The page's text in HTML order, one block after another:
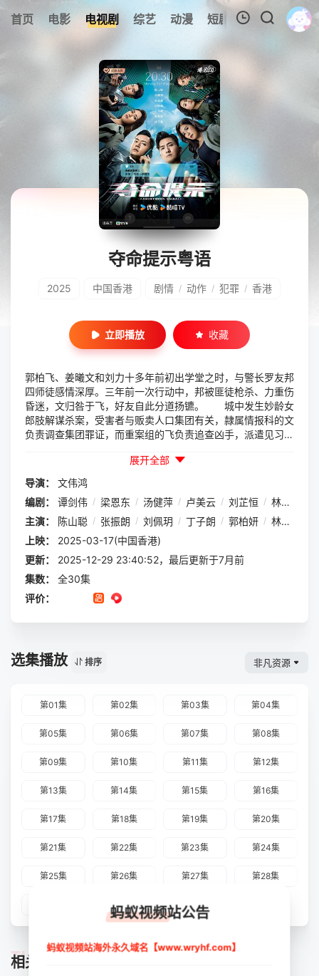
首页 电影 电视剧 综艺 动漫 短剧 今日更新
0
我的观影记录
暂无观看影片的记录
夺命提示粤语
2025 中国香港 剧情 / 动作 / 犯罪 / 香港
立即播放 收藏
郭柏飞、姜曦文和刘力十多年前初出学堂之时，与警长罗友邦
四师徒感情深厚。三年前一次行动中，邦被匪徒枪杀、力重伤
昏迷，文归咎于飞，好友自此分道扬镳。 城中发生妙龄女
郎肢解谋杀案，受害者与贩卖人口集团有关，隷属情报科的文
负责调查集团罪证，而重案组的飞负责追查凶手，派遣见习督
秘手机讯息，提示命案线索，上级遂将两组人合并，成立神秘
讯息情报科（ASIB）。ASIB由飞和文带领，共同拆解这些似
是来自未来的神秘讯息，侦破离奇命案。 讯息神秘莫测，
无法以科学解释。究竟讯息是由谁人发出？由未来人吗？还是
未知的自然力量？对方到底是敌是友？
展开全部
导演：
文伟鸿
编剧：
谭剑伟 / 梁恩东 / 汤健萍 / 卢美云 / 刘芷恒 / 林忠邦
主演：
陈山聪 / 张振朗 / 刘佩玥 / 丁子朗 / 郭柏妍 / 林子善
上映：
2025-03-17(中国香港)
更新：
2025-12-29 23:40:52，最后更新于7月前
集数：
全30集
评价：
选集播放 排序 非凡资源
第01集 第02集 第03集 第04集
第05集 第06集 第07集 第08集
第09集 第10集 第11集 第12集
第13集 第14集 第15集 第16集
第17集 第18集 第19集 第20集
第21集 第22集 第23集 第24集
第25集 第26集 第27集 第28集
第30集
相关推荐
TUIJIAN
蚂蚁视频站公告
蚂蚁视频站海外永久域名【www.wryhf.com】